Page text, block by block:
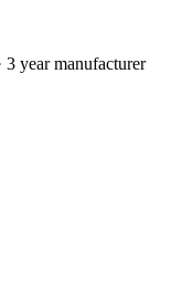
3 year manufacturer